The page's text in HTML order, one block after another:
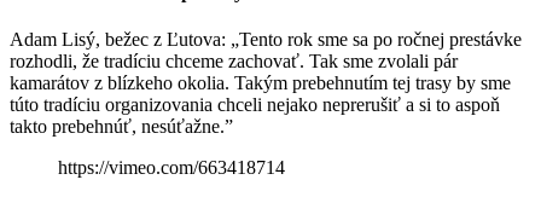
Adam Lisý, bežec z Ľutova: „Tento rok sme sa po ročnej prestávke
rozhodli, že tradíciu chceme zachovať. Tak sme zvolali pár
kamarátov z blízkeho okolia. Takým prebehnutím tej trasy by sme
túto tradíciu organizovania chceli nejako neprerušiť a si to aspoň
takto prebehnúť, nesúťažne.”
https://vimeo.com/663418714